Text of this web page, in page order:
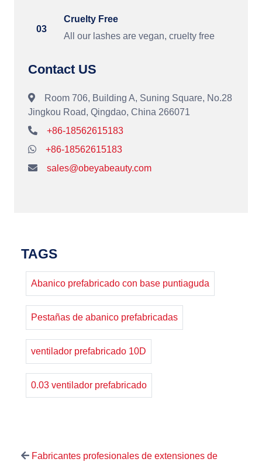
03
Cruelty Free
All our lashes are vegan, cruelty free
Contact US
Room 706, Building A, Suning Square, No.28
Jingkou Road, Qingdao, China 266071
+86-18562615183
+86-18562615183
sales@obeyabeauty.com
TAGS
Abanico prefabricado con base puntiaguda
Pestañas de abanico prefabricadas
ventilador prefabricado 10D
0.03 ventilador prefabricado
Fabricantes profesionales de extensiones de